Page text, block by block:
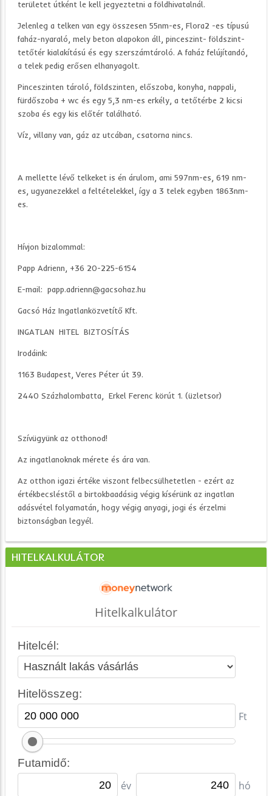
területet útként le kell jegyeztetni a földhivatalnál.
Jelenleg a telken van egy összesen 55nm-es, Flora2 -es típusú
faház-nyaraló, mely beton alapokon áll, pinceszint- földszint-
tetőtér kialakítású és egy szerszámtároló. A faház felújítandó,
a telek pedig erősen elhanyagolt.
Pinceszinten tároló, földszinten, előszoba, konyha, nappali,
fürdőszoba + wc és egy 5,3 nm-es erkély, a tetőtérbe 2 kicsi
szoba és egy kis előtér található.
Víz, villany van, gáz az utcában, csatorna nincs.
A mellette lévő telkeket is én árulom, ami 597nm-es, 619 nm-
es, ugyanezekkel a feltételekkel, így a 3 telek egyben 1863nm-
es.
Hívjon bizalommal:
Papp Adrienn, +36 20-225-6154
E-mail: papp.adrienn@gacsohaz.hu
Gacsó Ház Ingatlanközvetítő Kft.
INGATLAN HITEL BIZTOSÍTÁS
Irodáink:
1163 Budapest, Veres Péter út 39.
2440 Százhalombatta, Erkel Ferenc körút 1. (üzletsor)
Szívügyünk az otthonod!
Az ingatlanoknak mérete és ára van.
Az otthon igazi értéke viszont felbecsülhetetlen - ezért az
értékbecsléstől a birtokbaadásig végig kísérünk az ingatlan
adásvétel folyamatán, hogy végig anyagi, jogi és érzelmi
biztonságban legyél.
HITELKALKULÁTOR